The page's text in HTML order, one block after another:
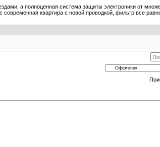
а полноценная система защиты электроники от
квартира с новой проводкой, фильтр все